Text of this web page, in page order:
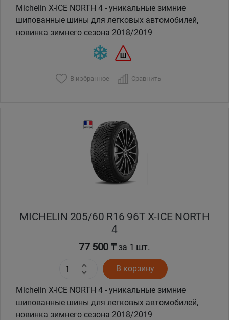
Michelin X-ICE NORTH 4 - уникальные зимние
шипованные шины для легковых автомобилей,
новинка зимнего сезона 2018/2019
В избранное Сравнить
MICHELIN 205/60 R16 96T X-ICE NORTH
4
77 500 ₸за 1 шт.
В корзину
Michelin X-ICE NORTH 4 - уникальные зимние
шипованные шины для легковых автомобилей,
новинка зимнего сезона 2018/2019